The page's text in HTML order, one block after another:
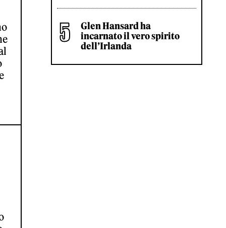
Glen Hansard ha
incarnato il vero spirito
dell’Irlanda